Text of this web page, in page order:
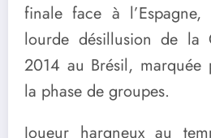
finale face à
lourde désillusion de la
2014 au Brésil, marquée
la phase de groupes.
Joueur hargneux au